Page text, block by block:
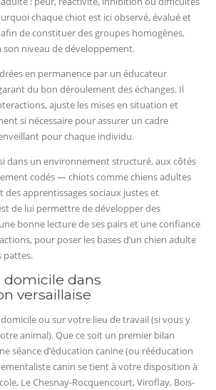
chaque chiot est ici observé, évalué et
de constituer des groupes homogènes,
son niveau de développement.
en permanence par un éducateur
du bon déroulement des échanges. Il
ajuste les mises en situation et
si nécessaire pour assurer un cadre
pour chaque individu.
dans un environnement structuré, aux côtés
codés — chiots comme chiens adultes
apprentissages sociaux justes et
de lui permettre de développer des
bonne lecture de ses pairs et une confiance
pour poser les bases d’un chien adulte
pattes.
domicile dans
versaillaise
ou sur votre lieu de travail (si vous y
animal). Que ce soit un premier bilan
séance d’éducation canine (ou rééducation
canin se tient à votre disposition à
Le Chesnay-Rocquencourt, Viroflay, Bois-